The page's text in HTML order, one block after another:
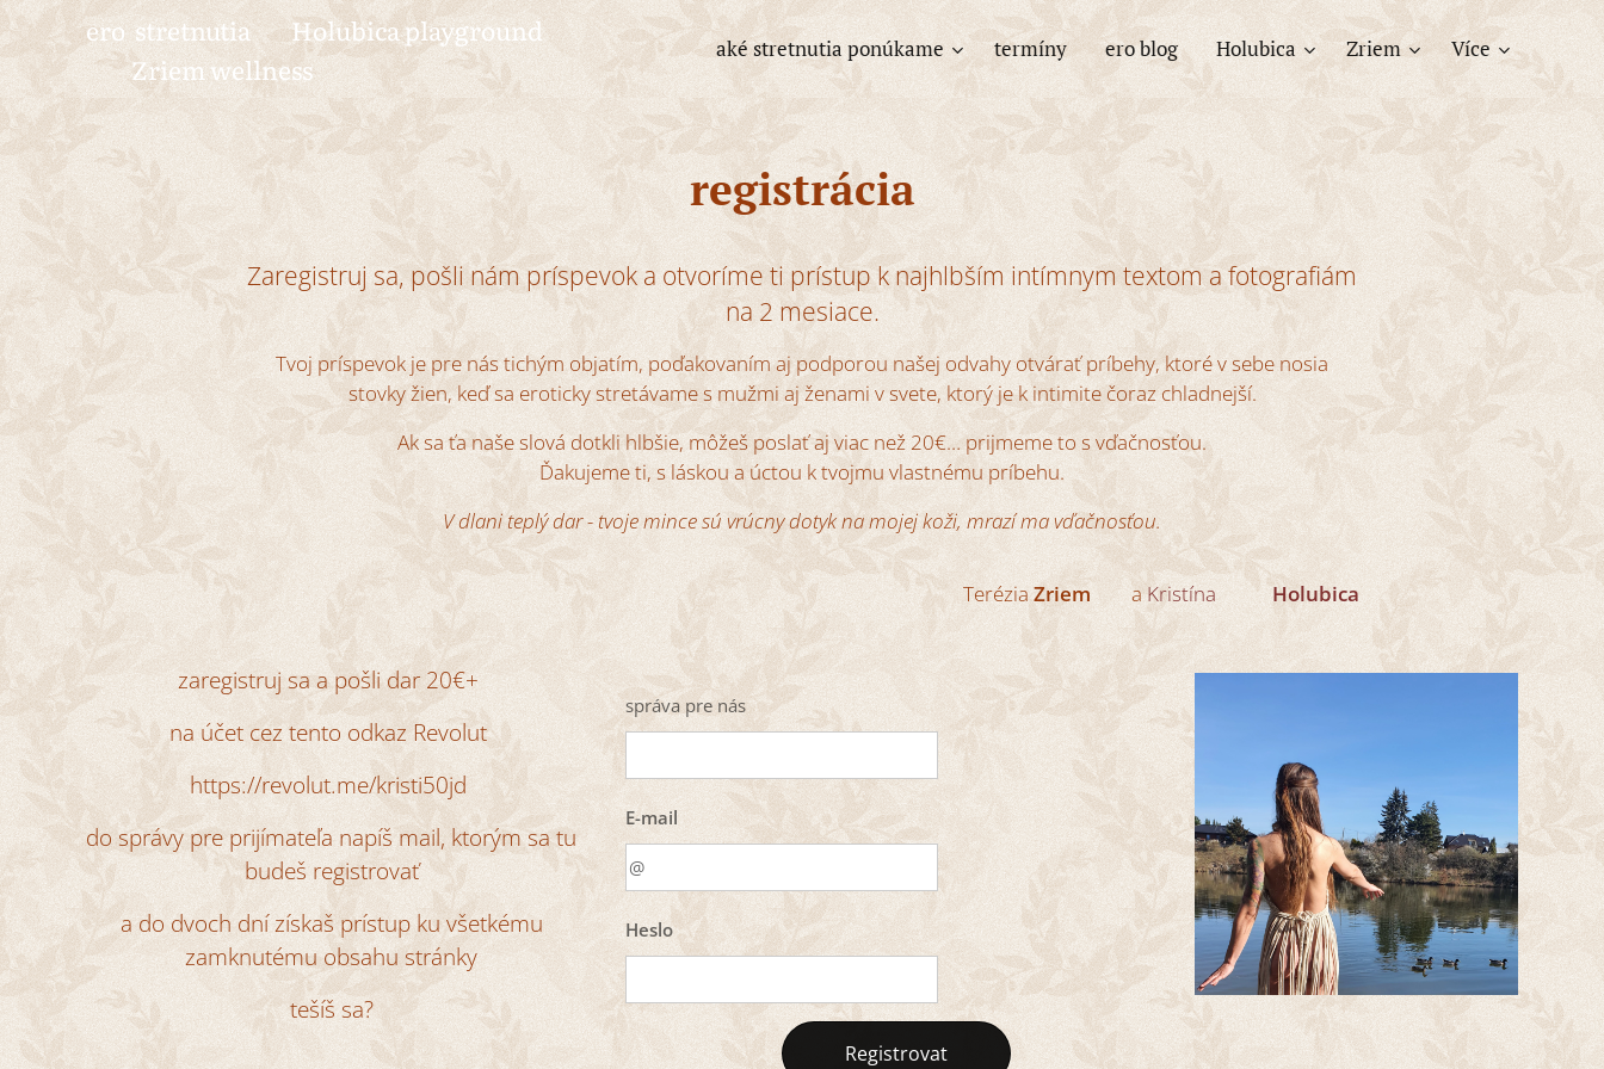
ero stretnutia 🕊 Holubica playground
🍎 Zriem wellness
aké stretnutia ponúkame termíny ero blog Holubica Zriem Více
registrácia
Zaregistruj sa, pošli nám príspevok a otvoríme ti prístup k najhlbším intímnym textom a fotografiám
na 2 mesiace.
Tvoj príspevok je pre nás tichým objatím, poďakovaním aj podporou našej odvahy otvárať príbehy, ktoré v sebe nosia
stovky žien, keď sa eroticky stretávame s mužmi aj ženami v svete, ktorý je k intimite čoraz chladnejší.
Ak sa ťa naše slová dotkli hlbšie, môžeš poslať aj viac než 20€… prijmeme to s vďačnosťou.
Ďakujeme ti, s láskou a úctou k tvojmu vlastnému príbehu.
V dlani teplý dar - tvoje mince sú vrúcny dotyk na mojej koži, mrazí ma vďačnosťou.
TeréziaZriem🍎aKristína🕊Holubica
zaregistruj sa a pošli dar 20€+
na účet cez tento odkaz Revolut
https://revolut.me/kristi50jd
do správy pre prijímateľa napíš mail, ktorým sa tu
budeš registrovať
a do dvoch dní získaš prístup ku všetkému
zamknutému obsahu stránky
tešíš sa?
správa pre nás
E-mail
Heslo
Registrovat